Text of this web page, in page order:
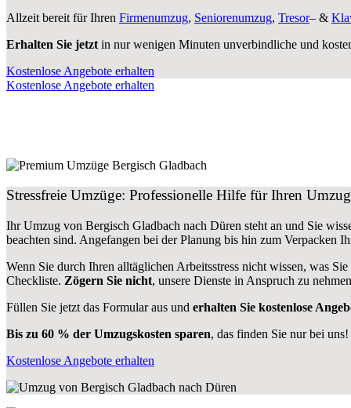
Allzeit bereit für Ihren Firmenumzug, Seniorenumzug, Tresor– &
Erhalten Sie jetzt in nur wenigen Minuten unverbindliche und
Kostenlose Angebote erhalten
Kostenlose Angebote erhalten
Stressfreie Umzüge: Professionelle Hilfe für Ihren
Ihr Umzug von Bergisch Gladbach nach Düren steht an und Sie
beachten sind. Angefangen bei der Planung bis hin zum Verpacken
Wenn Sie durch Ihren alltäglichen Arbeitsstress nicht wissen, was
Checkliste. Zögern Sie nicht, unsere Dienste in Anspruch zu
Füllen Sie jetzt das Formular aus und erhalten Sie kostenlose
Bis zu 60 % der Umzugskosten sparen, das finden Sie nur bei uns!
Kostenlose Angebote erhalten